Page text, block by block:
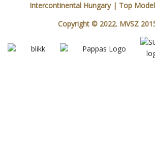
Intercontinental Hungary| Top
Copyright © 2022. MVSZ